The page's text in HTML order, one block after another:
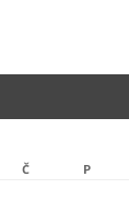
Č P